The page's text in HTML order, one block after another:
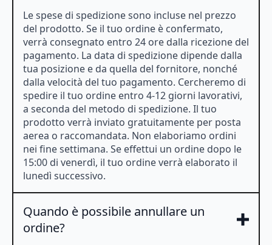
Le spese di spedizione sono incluse nel prezzo
del prodotto. Se il tuo ordine è confermato,
verrà consegnato entro 24 ore dalla ricezione del
pagamento. La data di spedizione dipende dalla
tua posizione e da quella del fornitore, nonché
dalla velocità del tuo pagamento. Cercheremo di
spedire il tuo ordine entro 4-12 giorni lavorativi,
a seconda del metodo di spedizione. Il tuo
prodotto verrà inviato gratuitamente per posta
aerea o raccomandata. Non elaboriamo ordini
nei fine settimana. Se effettui un ordine dopo le
15:00 di venerdì, il tuo ordine verrà elaborato il
lunedì successivo.
Quando è possibile annullare un
ordine?